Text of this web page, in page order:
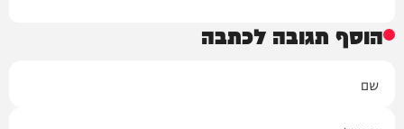
הוסף תגובה לכתבה